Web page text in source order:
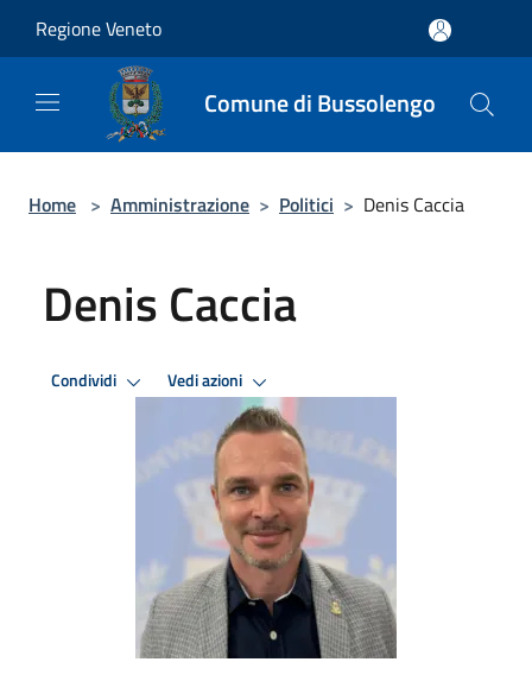
Regione Veneto
Comune di Bussolengo
Home > Amministrazione > Politici > Denis Caccia
Denis Caccia
Condividi Vedi azioni